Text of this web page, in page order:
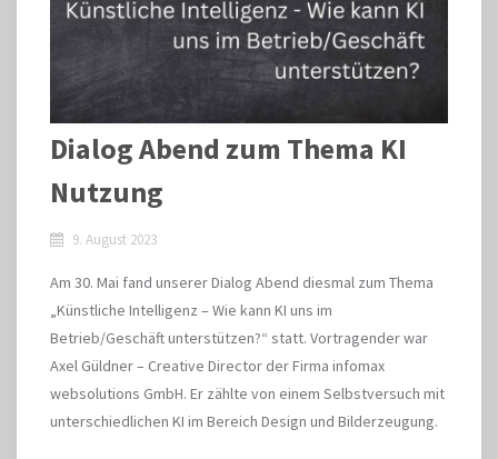
Dialog Abend zum Thema KI
Nutzung
9. August 2023
Am 30. Mai fand unserer Dialog Abend diesmal zum Thema
„Künstliche Intelligenz – Wie kann KI uns im
Betrieb/Geschäft unterstützen?“ statt. Vortragender war
Axel Güldner – Creative Director der Firma infomax
websolutions GmbH. Er zählte von einem Selbstversuch mit
unterschiedlichen KI im Bereich Design und Bilderzeugung.